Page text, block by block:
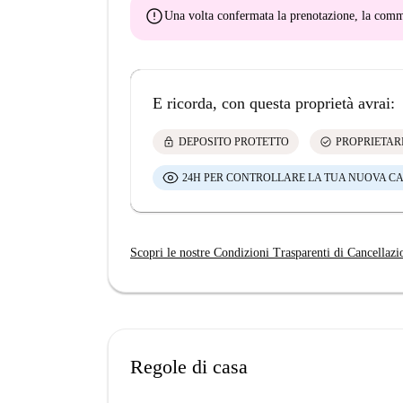
errorUna volta confermata la prenotazione, la
E ricorda, con questa proprietà avrai:
lock DEPOSITO PROTETTO check_circle
24H PER CONTROLLARE LA TUA NUOVA
Scopri le nostre Condizioni Trasparenti di
Regole di casa